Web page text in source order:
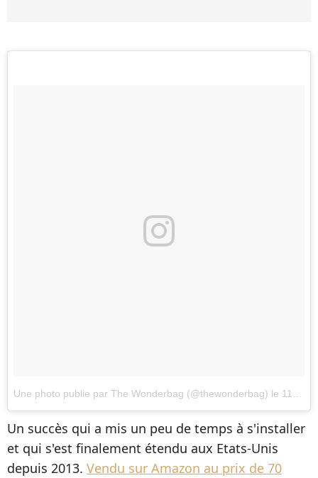
Une photo publie par The Wonderbag (@thewonderbag) le 11 Mars 2015 10h05 PDT
Un succès qui a mis un peu de temps à s'installer
et qui s'est finalement étendu aux Etats-Unis
depuis 2013. Vendu sur Amazon au prix de 70